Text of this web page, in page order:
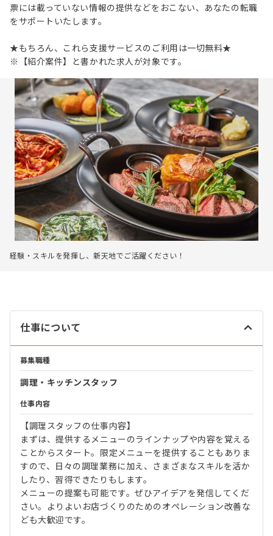
票には載っていない情報の提供などをおこない、あなたの転職
をサポートいたします。
★もちろん、これら支援サービスのご利用は一切無料★
※【紹介案件】と書かれた求人が対象です。
経験・スキルを発揮し、新天地でご活躍ください！
仕事について
募集職種
調理・キッチンスタッフ
仕事内容
【調理スタッフの仕事内容】
まずは、提供するメニューのラインナップや内容を覚える
ことからスタート。限定メニューを提供することもありま
すので、日々の調理業務に加え、さまざまなスキルを活か
したり、習得できたりもします。
メニューの提案も可能です。ぜひアイデアを発信してくだ
さい。よりよいお店づくりのためのオペレーション改善な
ども大歓迎です。